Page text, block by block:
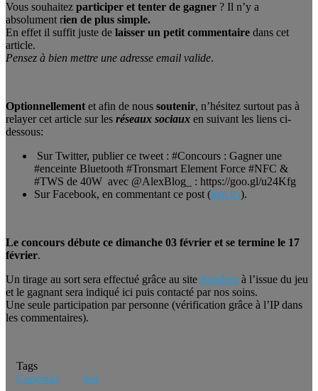
Vous souhaitez participer et tenter de gagner ? Il n’y a
absolument rien de plus simple.
En effet il suffit juste de laisser un petit commentaire dans cet
article.
Pensez à bien mettre une adresse email valide.
Optionnellement et afin de nous soutenir, n’hésitez surtout pas à
relayer cet article sur les réseaux sociaux en suivant les liens ci-
dessous:
Sur Twitter, publier ce tweet : #Concours : Gagner une
#enceinte Bluetooth #Tronsmart Element Force #NFC &
#TWS de 40W avec @AlexBlog_ : https://goo.gl/u24Kfg
Sur Facebook, en commentant ce post (lien ici).
Le concours débute ce dimanche 03 février et se termine le 17
février.
Un tirage au sort sera effectué grâce au site Random à l’issue du jeu
et le gagnant sera indiqué ici puis contacté par nos soins.
Une seule participation par personne (vérification grâce à l’IP dans
les commentaires).
Tags
Concours
test